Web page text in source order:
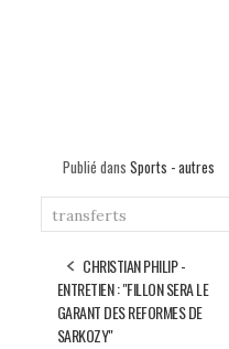
Publié dans Sports - autres
transferts
CHRISTIAN PHILIP -
ENTRETIEN : "FILLON SERA LE
GARANT DES REFORMES DE
SARKOZY"